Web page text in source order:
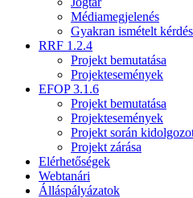
Médiamegjelenés
Gyakran ismételt
RRF 1.2.4
Projekt bemutatása
Projektesemények
EFOP 3.1.6
Projekt bemutatása
Projektesemények
Projekt során
Projekt zárása
Elérhetőségek
Webtanári
Álláspályázatok